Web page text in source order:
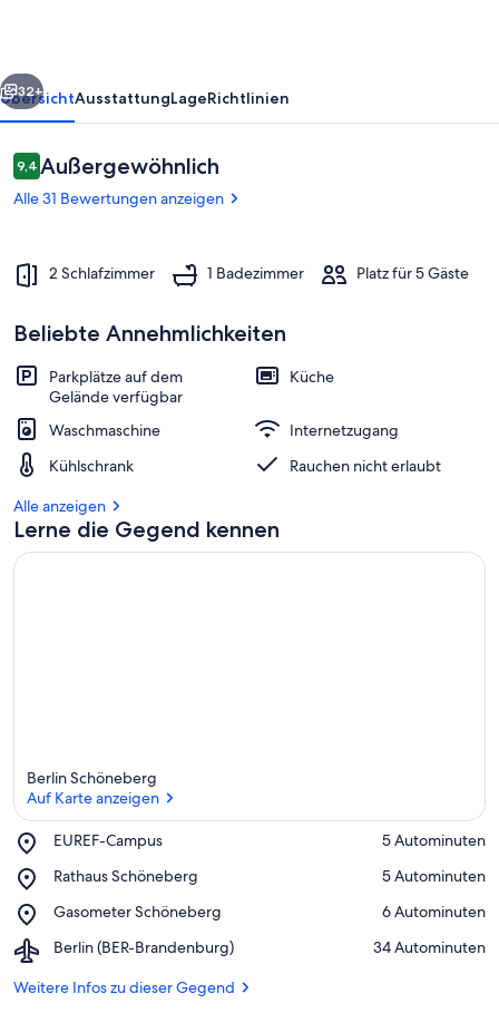
Unterkunftsgelände
Weiter
32+
ÜbersichtAusstattungLageRichtlinien
Bewertungen
9,49,4 von 10.
Außergewöhnlich
Alle 31 Bewertungen anzeigen
2 Schlafzimmer 1 Badezimmer Platz für 5 Gäste
Beliebte Annehmlichkeiten
Parkplätze auf dem
Gelände verfügbar
Küche
Waschmaschine
Internetzugang
Kühlschrank
Rauchen nicht erlaubt
Alle anzeigen
Lerne die Gegend kennen
Berlin Schöneberg
Auf Karte anzeigen
EUREF-Campus
Place,
Campus
‪5 Autominuten‬
Rathaus Schöneberg
Place,
Schöneberg
‪5 Autominuten‬
Gasometer Schöneberg
Place,
Schöneberg
‪6 Autominuten‬
Berlin (BER-Brandenburg)
Airport,
(BER-
‪34 Autominuten‬
Weitere Infos zu dieser Gegend